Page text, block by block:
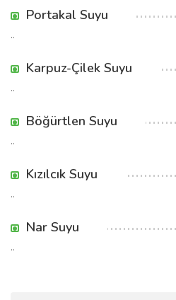
Portakal Suyu
..
Karpuz-Çilek Suyu
..
Böğürtlen Suyu
..
Kızılcık Suyu
..
Nar Suyu
..